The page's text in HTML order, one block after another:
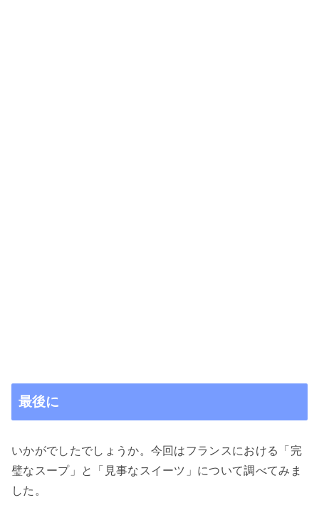
最後に
いかがでしたでしょうか。今回はフランスにおける「完
璧なスープ」と「見事なスイーツ」について調べてみま
した。